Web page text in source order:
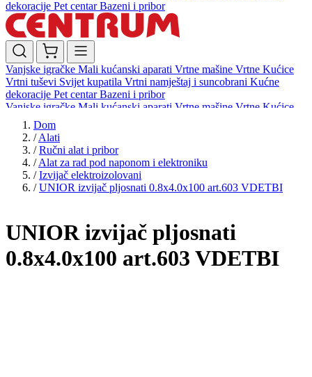
dekoracije Pet centarBazeni i pribor
Vanjske igračke Mali kućanski aparati Vrtne mašine Vrtne Kućice
Vrtni tuševi Svijet kupatila Vrtni namještaj i suncobrani Kućne
dekoracije Pet centarBazeni i pribor
Vanjske igračke Mali kućanski aparati Vrtne mašine Vrtne Kućice
Vrtni tuševi
dekoracijePet centar
Dom
/ Alati
/ Ručni alat i pribor
/ Alat za rad pod naponom i elektroniku
/ Izvijač elektroizolovani
/ UNIOR izvijač pljosnati 0.8x4.0x100 art.603 VDETBI
UNIOR izvijač pljosnati
0.8x4.0x100 art.603 VDETBI